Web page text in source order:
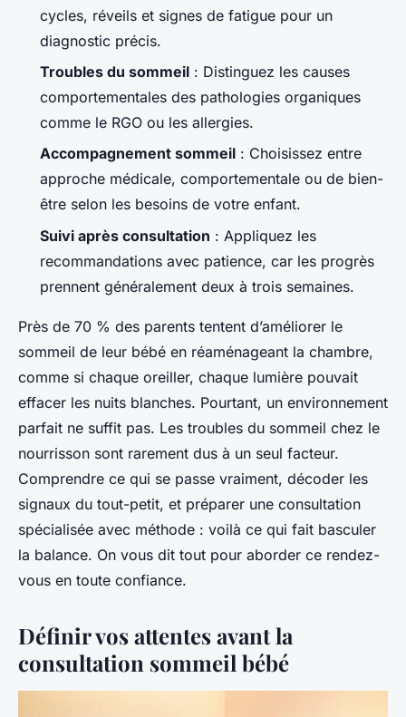
cycles, réveils et signes de fatigue pour un
diagnostic précis.
Troubles du sommeil : Distinguez les causes
comportementales des pathologies organiques
comme le RGO ou les allergies.
Accompagnement sommeil : Choisissez entre
approche médicale, comportementale ou de bien-
être selon les besoins de votre enfant.
Suivi après consultation : Appliquez les
recommandations avec patience, car les progrès
prennent généralement deux à trois semaines.
Près de 70 % des parents tentent d’améliorer le
sommeil de leur bébé en réaménageant la chambre,
comme si chaque oreiller, chaque lumière pouvait
effacer les nuits blanches. Pourtant, un environnement
parfait ne suffit pas. Les troubles du sommeil chez le
nourrisson sont rarement dus à un seul facteur.
Comprendre ce qui se passe vraiment, décoder les
signaux du tout-petit, et préparer une consultation
spécialisée avec méthode : voilà ce qui fait basculer
la balance. On vous dit tout pour aborder ce rendez-
vous en toute confiance.
Définir vos attentes avant la
consultation sommeil bébé